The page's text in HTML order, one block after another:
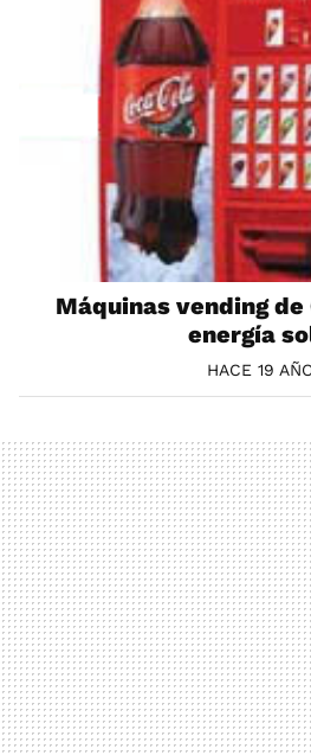
Máquinas vending de
energía
HACE 19